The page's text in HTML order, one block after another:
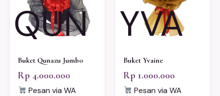
QUN
Buket Qunazu Jumbo
Rp 4.000.000
Pesan via WA
YVA
Buket Yvaine
Rp 1.000.000
Pesan via WA